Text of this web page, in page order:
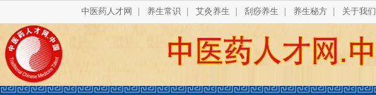
中医药人才网 养生常识 艾灸养生 刮痧养生 养生秘方 关于我们